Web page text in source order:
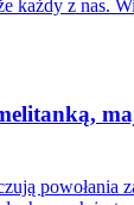
każdy z nas.
powołania